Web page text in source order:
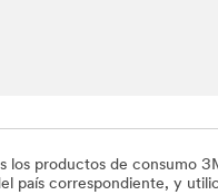
los productos de consumo
país correspondiente, y